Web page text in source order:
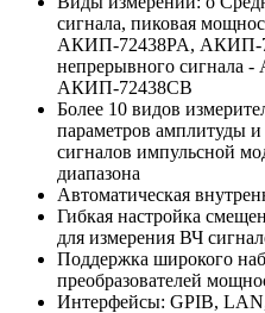
сигнала, пиковая
АКИП-72438PA, АКИП-
непрерывного сигнала
АКИП-72438CB
Более 10 видов
параметров амплитуды
сигналов импульсной
диапазона
Автоматическая
Гибкая настройка
для измерения ВЧ
Поддержка широкого
преобразователей
Интерфейсы: GPIB,